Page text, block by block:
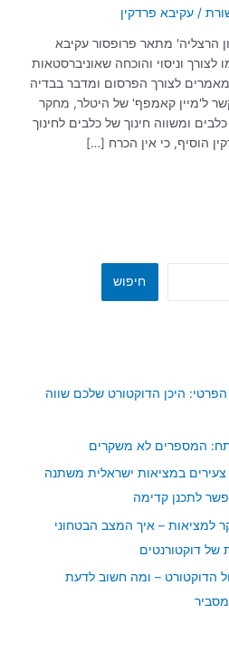
/עקיבא פרדקין
הרצליה' מתאר פרופסור עקיבא
לצורך וניסוי והוכחה שאוניברסטאות
לצורך הפרסום ומדבר בבדיה
ל'מיין קאמפף' של היטלר, מחקר
ומשווה חינוך של כלבים לחינוך
הוסיף, כי אין הכרח […]
חיפוש
היכן הדוקטורט שלכם שווה
המספרים לא משקרים
צעירים במציאות ישראלית משתנה
לתכנן קדימה
למציאות – איך המצב הבטחוני
של דוקטורנטים
הדוקטורט – ומה חשוב לדעת